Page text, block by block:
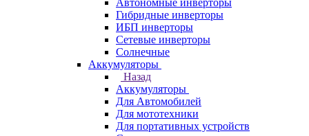
Автономные инверторы
Гибридные инверторы
ИБП инверторы
Сетевые инверторы
Солнечные
Аккумуляторы
Назад
Аккумуляторы
Для Автомобилей
Для мототехники
Для портативных устройств